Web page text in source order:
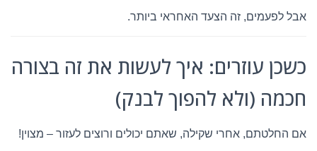
אבל לפעמים, זה הצעד האחראי ביותר.
כשכן עוזרים: איך לעשות את זה בצורה
חכמה (ולא להפוך לבנק)
אם החלטתם, אחרי שקילה, שאתם יכולים ורוצים לעזור – מצוין!